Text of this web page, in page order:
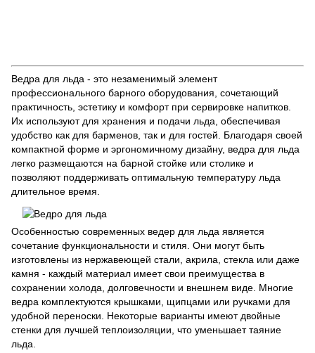
Ведра для льда - это незаменимый элемент
профессионального барного оборудования, сочетающий
практичность, эстетику и комфорт при сервировке напитков.
Их используют для хранения и подачи льда, обеспечивая
удобство как для барменов, так и для гостей. Благодаря своей
компактной форме и эргономичному дизайну, ведра для льда
легко размещаются на барной стойке или столике и
позволяют поддерживать оптимальную температуру льда
длительное время.
Особенностью современных ведер для льда является
сочетание функциональности и стиля. Они могут быть
изготовлены из нержавеющей стали, акрила, стекла или даже
камня - каждый материал имеет свои преимущества в
сохранении холода, долговечности и внешнем виде. Многие
ведра комплектуются крышками, щипцами или ручками для
удобной переноски. Некоторые варианты имеют двойные
стенки для лучшей теплоизоляции, что уменьшает таяние
льда.